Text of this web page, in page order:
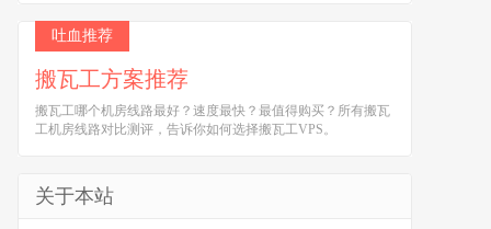
吐血推荐
搬瓦工方案推荐
搬瓦工哪个机房线路最好？速度最快？最值得购买？所有搬瓦
工机房线路对比测评，告诉你如何选择搬瓦工VPS。
关于本站